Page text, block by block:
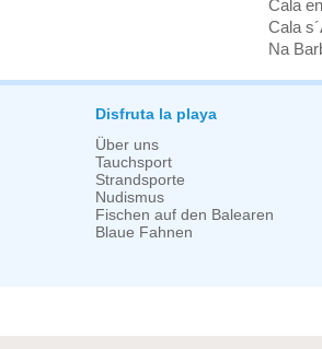
Cala
Cala
Na
Disfruta la playa
Über uns
Tauchsport
Strandsporte
Nudismus
Fischen auf den Balearen
Blaue Fahnen